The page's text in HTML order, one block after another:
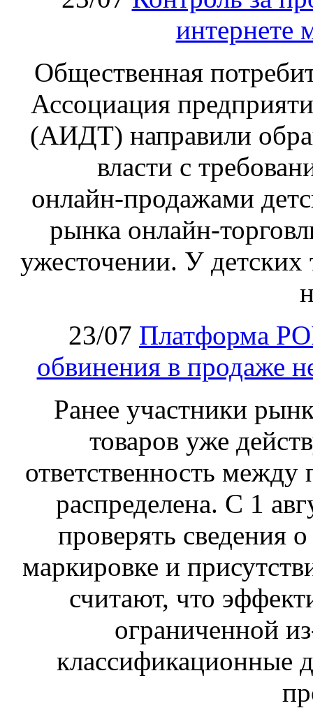
интернете
Общественная
Ассоциация
(АИДТ) направили
власти с
онлайн‑продажами
рынка онлайн-
ужесточении. У детских
23/07 Платформа
обвинения в продаже
Ранее участники
товаров уже
ответственность
распределена. С 1
проверять сведения
маркировке и
считают, что
ограниченной
классификационные